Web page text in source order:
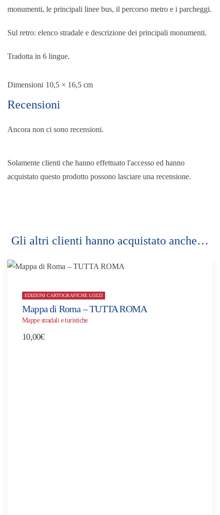
monumenti, le principali linee bus, il percorso metro e i parcheggi.
Sul retro: elenco stradale e descrizione dei principali monumenti.
Tradotta in 6 lingue.
Dimensioni 10,5 × 16,5 cm
Recensioni
Ancora non ci sono recensioni.
Solamente clienti che hanno effettuato l'accesso ed hanno
acquistato questo prodotto possono lasciare una recensione.
Gli altri clienti hanno acquistato anche…
EDIZIONI CARTOGRAFICHE LOZZI
Mappa di Roma – TUTTA ROMA
Mappe stradali e turistiche
10,00€